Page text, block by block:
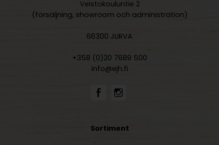
Veistokouluntie 2
(försäljning, showroom och administration)
66300 JURVA
+358 (0)20 7689 500
info@ejh.fi
Sortiment